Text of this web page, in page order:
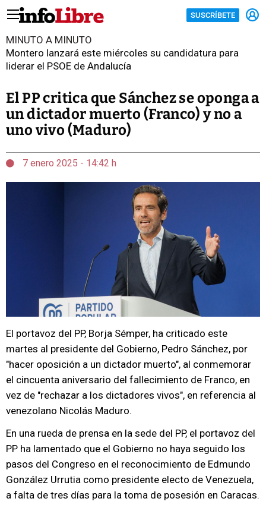
SUSCRÍBETE
MINUTO A MINUTO
Montero lanzará este miércoles su candidatura para
liderar el PSOE de Andalucía
El PP critica que Sánchez se oponga a
un dictador muerto (Franco) y no a
uno vivo (Maduro)
7 enero 2025 - 14:42 h
El portavoz del PP, Borja Sémper, ha criticado este
martes al presidente del Gobierno, Pedro Sánchez, por
"hacer oposición a un dictador muerto", al conmemorar
el cincuenta aniversario del fallecimiento de Franco, en
vez de "rechazar a los dictadores vivos", en referencia al
venezolano Nicolás Maduro.
En una rueda de prensa en la sede del PP, el portavoz del
PP ha lamentado que el Gobierno no haya seguido los
pasos del Congreso en el reconocimiento de Edmundo
González Urrutia como presidente electo de Venezuela,
a falta de tres días para la toma de posesión en Caracas.